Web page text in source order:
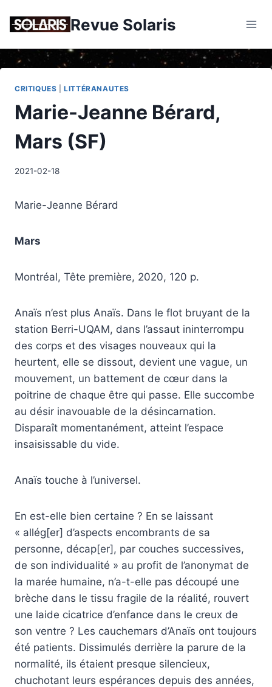
Revue Solaris
CRITIQUES |LITTÉRANAUTES
Marie-Jeanne Bérard,
Mars (SF)
2021-02-18
Marie-Jeanne Bérard
Mars
Montréal, Tête première, 2020, 120 p.
Anaïs n’est plus Anaïs. Dans le flot bruyant de la
station Berri-UQAM, dans l’assaut ininterrompu
des corps et des visages nouveaux qui la
heurtent, elle se dissout, devient une vague, un
mouvement, un battement de cœur dans la
poitrine de chaque être qui passe. Elle succombe
au désir inavouable de la désincarnation.
Disparaît momentanément, atteint l’espace
insaisissable du vide.
Anaïs touche à l’universel.
En est-elle bien certaine ? En se laissant
« allég[er] d’aspects encombrants de sa
personne, décap[er], par couches successives,
de son individualité » au profit de l’anonymat de
la marée humaine, n’a-t-elle pas découpé une
brèche dans le tissu fragile de la réalité, rouvert
une laide cicatrice d’enfance dans le creux de
son ventre ? Les cauchemars d’Anaïs ont toujours
été patients. Dissimulés derrière la parure de la
normalité, ils étaient presque silencieux,
chuchotant leurs espérances depuis des années,